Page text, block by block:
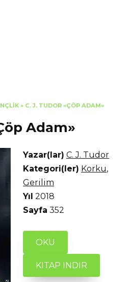
» C. J. TUDOR «ÇÖP ADAM»
Adam»
Yazar(lar) C. J. Tudor
Kategori(ler) Korku,
Gerilim
Yıl 2018
Sayfa 352
OKU
KITAP INDIR